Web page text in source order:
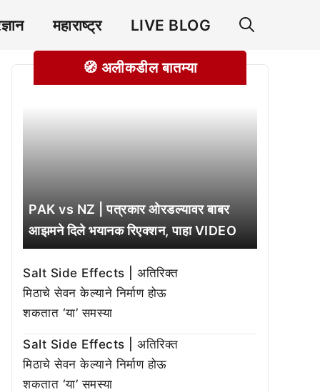
महाराष्ट्र LIVE BLOG
🧭 अलीकडील बातम्या
PAK vs NZ | पत्रकार ओरडल्यावर बाबर
आझमने दिले भयानक रिएक्शन, पाहा VIDEO
Salt Side Effects | अतिरिक्त
मिठाचे सेवन केल्याने निर्माण होऊ
शकतात ‘या’ समस्या
Salt Side Effects | अतिरिक्त
मिठाचे सेवन केल्याने निर्माण होऊ
शकतात ‘या’ समस्या